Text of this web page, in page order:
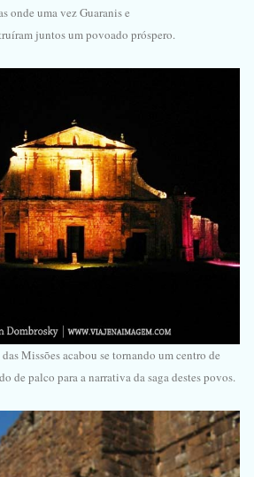
onde uma vez Guaranis e
juntos um povoado próspero.
Missões acabou se tornando um centro de
de palco para a narrativa da saga destes povos.